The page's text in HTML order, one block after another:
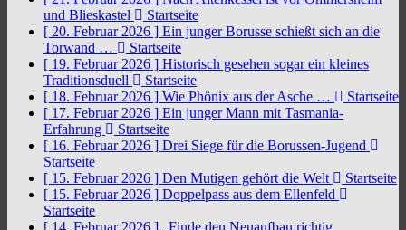
und Blieskastel
Startseite
[ 20. Februar 2026 ] Ein junger Borusse schießt sich an die
Torwand …
Startseite
[ 19. Februar 2026 ] Historisch gesehen sogar ein kleines
Traditionsduell
Startseite
[ 18. Februar 2026 ] Wie Phönix aus der Asche …
Startseite
[ 17. Februar 2026 ] Ein junger Mann mit Tasmania-
Erfahrung
Startseite
[ 16. Februar 2026 ] Drei Siege für die Borussen-Jugend
Startseite
[ 15. Februar 2026 ] Den Mutigen gehört die Welt
Startseite
[ 15. Februar 2026 ] Doppelpass aus dem Ellenfeld
Startseite
[ 14. Februar 2026 ] „Finde den Neuaufbau richtig